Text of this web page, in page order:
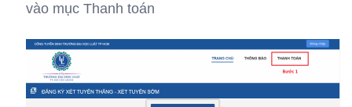
vào mục Thanh toán